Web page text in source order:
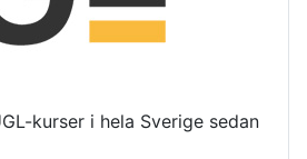
kurser i hela Sverige sedan